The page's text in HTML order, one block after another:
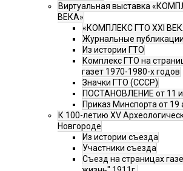
Виртуальная выставка
ВЕКА»
«КОМПЛЕКС ГТО XXI
Журнальные
Из истории ГТО
Комплекс ГТО на
газет 1970-1980-х годов
Значки ГТО (СССР)
ПОСТАНОВЛЕНИЕ от 11
Приказ Минспорта от 19
К 100-летию XV
Новгороде
Из истории съезда
Участники съезда
Cъезд на страницах